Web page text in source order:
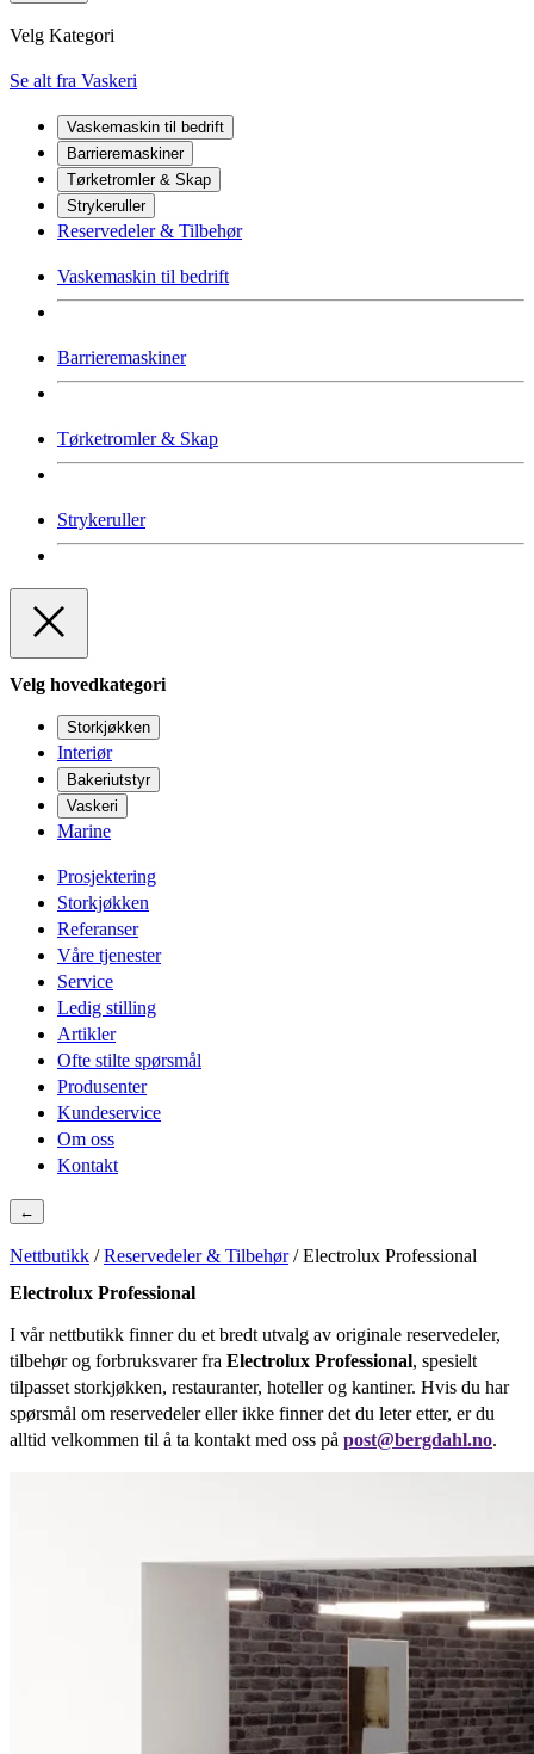
Velg Kategori
Se alt fra Vaskeri
Vaskemaskin til bedrift
Barrieremaskiner
Tørketromler & Skap
Strykeruller
Reservedeler & Tilbehør
Vaskemaskin til bedrift
Barrieremaskiner
Tørketromler & Skap
Strykeruller
Velg hovedkategori
Storkjøkken
Interiør
Bakeriutstyr
Vaskeri
Marine
Prosjektering
Storkjøkken
Referanser
Våre tjenester
Service
Ledig stilling
Artikler
Ofte stilte spørsmål
Produsenter
Kundeservice
Om oss
Kontakt
←
Nettbutikk /Reservedeler & Tilbehør/ Electrolux Professional
Electrolux Professional
I vår nettbutikk finner du et bredt utvalg av originale reservedeler,
tilbehør og forbruksvarer fra Electrolux Professional, spesielt
tilpasset storkjøkken, restauranter, hoteller og kantiner. Hvis du har
spørsmål om reservedeler eller ikke finner det du leter etter, er du
alltid velkommen til å ta kontakt med oss på post@bergdahl.no.